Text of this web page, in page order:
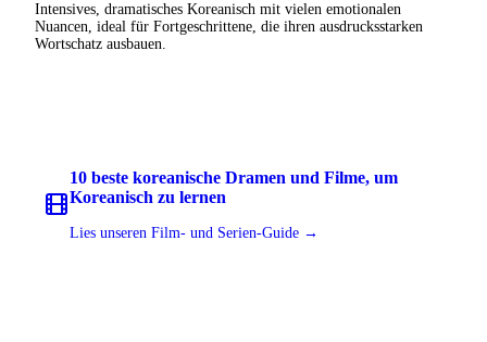
Intensives, dramatisches Koreanisch mit vielen emotionalen
Nuancen, ideal für Fortgeschrittene, die ihren ausdrucksstarken
Wortschatz ausbauen.
10 beste koreanische Dramen und Filme, um
Koreanisch zu lernen
Lies unseren Film- und Serien-Guide →